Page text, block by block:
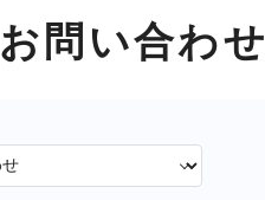
お問い合わせ